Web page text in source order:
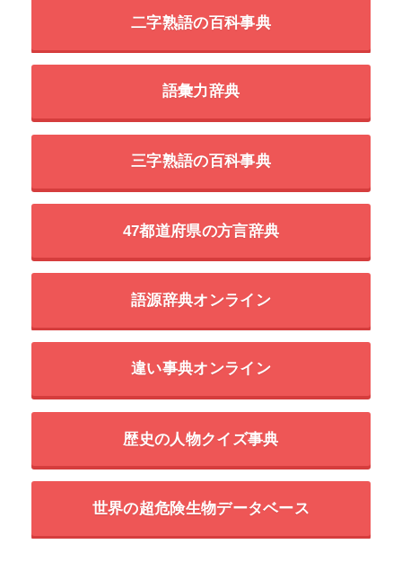
二字熟語の百科事典
語彙力辞典
三字熟語の百科事典
47都道府県の方言辞典
語源辞典オンライン
違い事典オンライン
歴史の人物クイズ事典
世界の超危険生物データベース